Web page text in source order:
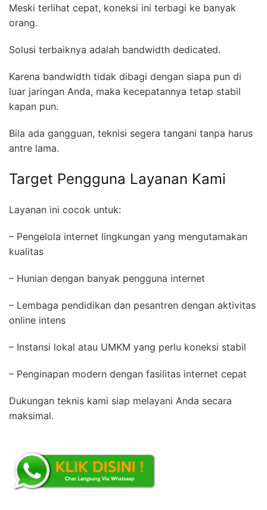
Meski terlihat cepat, koneksi ini terbagi ke banyak
orang.
Solusi terbaiknya adalah bandwidth dedicated.
Karena bandwidth tidak dibagi dengan siapa pun di
luar jaringan Anda, maka kecepatannya tetap stabil
kapan pun.
Bila ada gangguan, teknisi segera tangani tanpa harus
antre lama.
Target Pengguna Layanan Kami
Layanan ini cocok untuk:
– Pengelola internet lingkungan yang mengutamakan
kualitas
– Hunian dengan banyak pengguna internet
– Lembaga pendidikan dan pesantren dengan aktivitas
online intens
– Instansi lokal atau UMKM yang perlu koneksi stabil
– Penginapan modern dengan fasilitas internet cepat
Dukungan teknis kami siap melayani Anda secara
maksimal.